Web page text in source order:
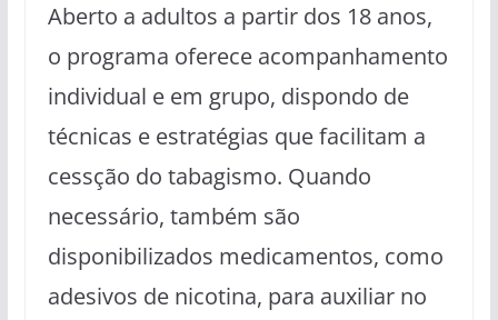
Aberto a adultos a partir dos 18 anos,
o programa oferece acompanhamento
individual e em grupo, dispondo de
técnicas e estratégias que facilitam a
cessção do tabagismo. Quando
necessário, também são
disponibilizados medicamentos, como
adesivos de nicotina, para auxiliar no